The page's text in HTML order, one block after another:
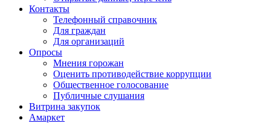
Контакты
Телефонный справочник
Для граждан
Для организаций
Опросы
Мнения горожан
Оценить противодействие коррупции
Общественное голосование
Публичные слушания
Витрина закупок
Амаркет